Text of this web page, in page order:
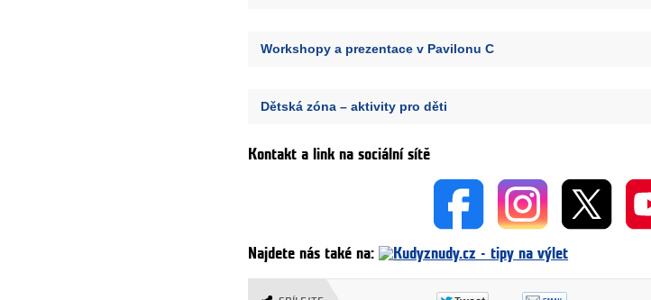
Workshopy a prezentace v Pavilonu C
Dětská zóna – aktivity pro děti
Kontakt a link na sociální sítě
Najdete nás také na: